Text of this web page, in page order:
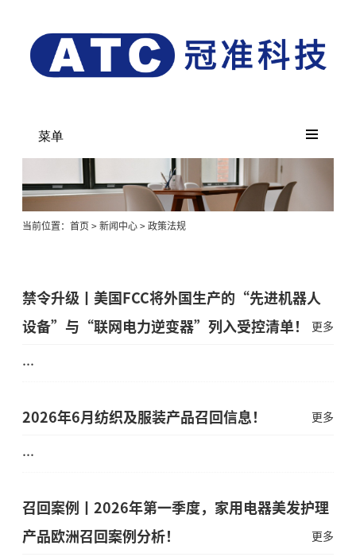
菜单
当前位置：首页>新闻中心>政策法规
禁令升级丨美国FCC将外国生产的“先进机器人
设备”与“联网电力逆变器”列入受控清单！
更多
...
2026年6月纺织及服装产品召回信息！ 更多
...
召回案例丨2026年第一季度，家用电器美发护理
产品欧洲召回案例分析！
更多